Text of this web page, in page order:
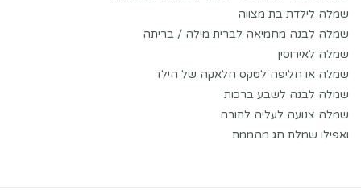
שמלה לילדת בת מצווה
שמלה לבנה מחמיאה לברית מילה / בריתה
שמלה לאירוסין
שמלה או חליפה לטקס חלאקה של הילד
שמלה לבנה לשבע ברכות
שמלה צנועה לעליה לתורה
ואפילו שמלת חג מהממת